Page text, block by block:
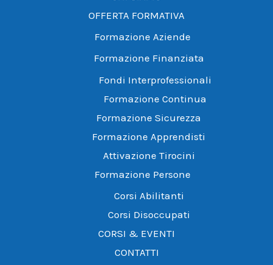
OFFERTA FORMATIVA
Formazione Aziende
Formazione Finanziata
Fondi Interprofessionali
Formazione Continua
Formazione Sicurezza
Formazione Apprendisti
Attivazione Tirocini
Formazione Persone
Corsi Abilitanti
Corsi Disoccupati
CORSI & EVENTI
CONTATTI